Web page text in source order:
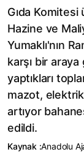
Gıda
Hazine ve
Yumaklı'nın
karşı bir
yaptıkları
mazot, elektrik
artıyor
edildi.
Kaynak :Anadolu